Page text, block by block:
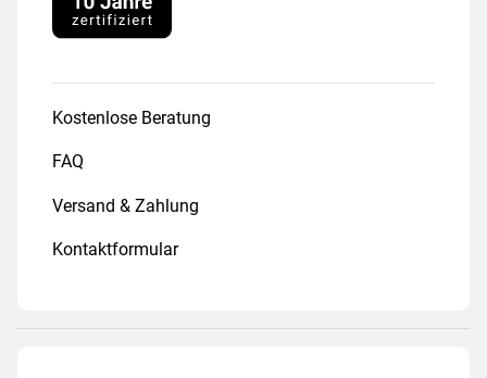
Kostenlose Beratung
FAQ
Versand & Zahlung
Kontaktformular